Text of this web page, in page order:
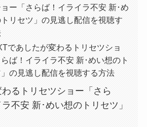
ー「さらば！イライラ不安 新･め
リセツ」の見逃し配信を視聴す
であしたが変わるトリセツショ
ば！イライラ不安 新･めい想のト
」の見逃し配信を視聴する方法
るトリセツショー「さら
不安 新･めい想のトリセツ」